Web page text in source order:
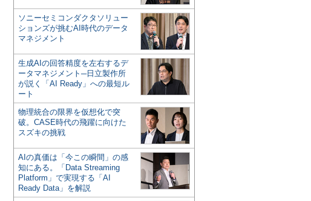
ソニーセミコンダクタソリュー
ションズが挑むAI時代のデータ
マネジメント
生成AIの回答精度を左右するデ
ータマネジメント─日立製作所
が説く「AI Ready」への最短ル
ート
物理統合の限界を仮想化で突
破。CASE時代の飛躍に向けた
スズキの挑戦
AIの真価は「今この瞬間」の感
知にある。「Data Streaming
Platform」で実現する「AI
Ready Data」を解説